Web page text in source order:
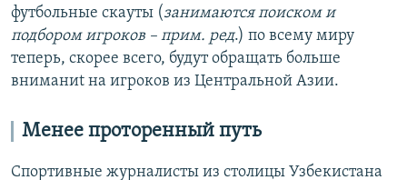
футбольные скауты (занимаются поиском и
подбором игроков – прим. ред.) по всему миру
теперь, скорее всего, будут обращать больше
вниманиt на игроков из Центральной Азии.
Менее проторенный путь
Спортивные журналисты из столицы Узбекистана